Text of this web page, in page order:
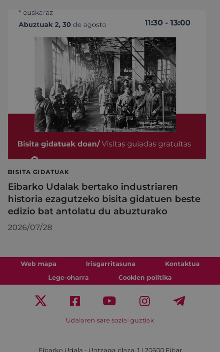
BISITA GIDATUAK
Eibarko Udalak bertako industriaren
historia ezagutzeko bisita gidatuen beste
edizio bat antolatu du abuzturako
2026/07/28
Web mapa Irisgarritasuna
Kontaktua
Lege-oharra
Cookien politika
Udalaren sare sozial guztiak
Eibarko Udala - Untzaga plaza, 1 | 20600 Eibar